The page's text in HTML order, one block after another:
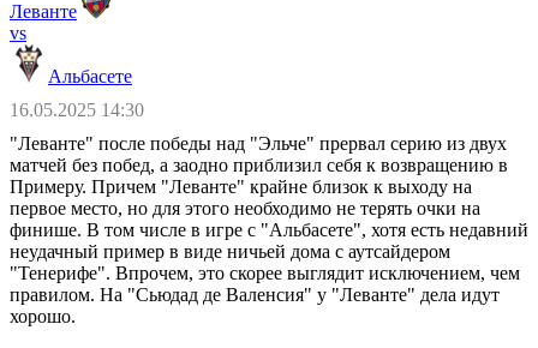
Леванте
vs
Альбасете
16.05.2025 14:30
"Леванте" после победы над "Эльче" прервал серию из двух
матчей без побед, а заодно приблизил себя к возвращению в
Примеру. Причем "Леванте" крайне близок к выходу на
первое место, но для этого необходимо не терять очки на
финише. В том числе в игре с "Альбасете", хотя есть недавний
неудачный пример в виде ничьей дома с аутсайдером
"Тенерифе". Впрочем, это скорее выглядит исключением, чем
правилом. На "Сьюдад де Валенсия" у "Леванте" дела идут
хорошо.